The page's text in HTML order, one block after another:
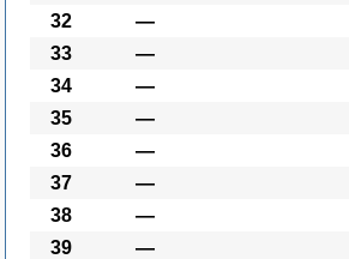
32
―
33
―
34
―
35
―
36
―
37
―
38
―
39
―